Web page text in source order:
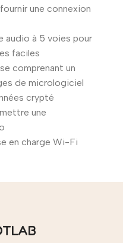
une connexion
audio à 5 voies pour
faciles
comprenant un
de micrologiciel
crypté
une
en charge Wi-Fi